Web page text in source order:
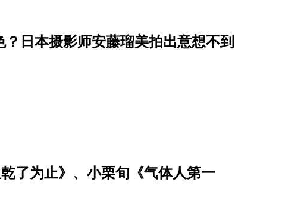
日本摄影师安藤瑠美拍出意想不到
了为止》、小栗旬《气体人第一